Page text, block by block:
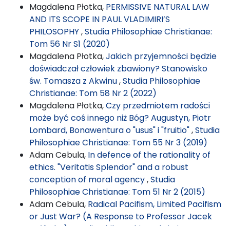
Magdalena Płotka, PERMISSIVE NATURAL LAW
AND ITS SCOPE IN PAUL VLADIMIRI’S
PHILOSOPHY,Studia Philosophiae Christianae:
Tom 56 Nr S1 (2020)
Magdalena Płotka,Jakich przyjemności będzie
doświadczał człowiek zbawiony? Stanowisko
św. Tomasza z Akwinu,Studia Philosophiae
Christianae: Tom 58 Nr 2 (2022)
Magdalena Płotka,Czy przedmiotem radości
może być coś innego niż Bóg? Augustyn, Piotr
Lombard, Bonawentura o "usus" i "fruitio",Studia
Philosophiae Christianae: Tom 55 Nr 3 (2019)
Adam Cebula, In defence of the rationality of
ethics. "Veritatis Splendor" and a robust
conception of moral agency,Studia
Philosophiae Christianae: Tom 51 Nr 2 (2015)
Adam Cebula, Radical Pacifism, Limited Pacifism
or Just War? (A Response to Professor Jacek